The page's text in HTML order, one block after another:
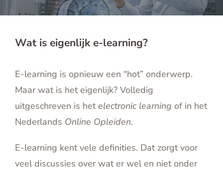
Projecten
Inspiratie
Blog
Contact
Wat is eigenlijk e-learning?
E-learning is opnieuw een “hot” onderwerp.
Maar wat is het eigenlijk? Volledig
uitgeschreven is hetelectronic learning of in het
Nederlands Online Opleiden.
E-learning kent vele definities. Dat zorgt voor
veel discussies over wat er wel en niet onder